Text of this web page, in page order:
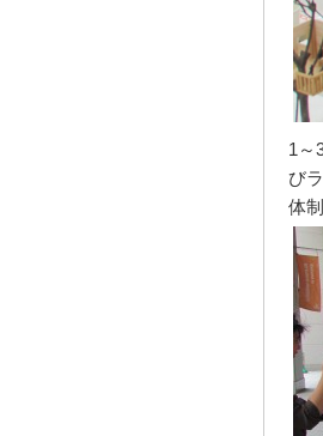
1～
び
体